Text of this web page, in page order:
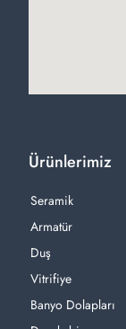
Ürünlerimiz
Seramik
Armatür
Duş
Vitrifiye
Banyo Dolapları